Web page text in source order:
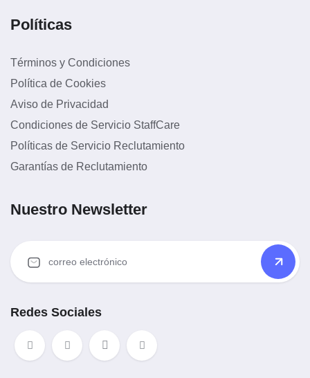
Políticas
Términos y Condiciones
Política de Cookies
Aviso de Privacidad
Condiciones de Servicio StaffCare
Políticas de Servicio Reclutamiento
Garantías de Reclutamiento
Nuestro Newsletter
Redes Sociales